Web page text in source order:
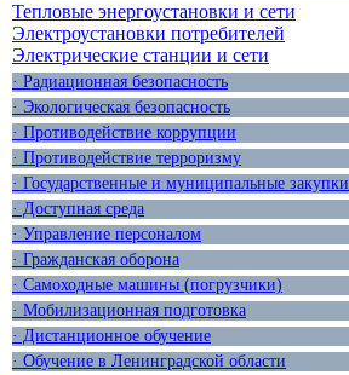
Тепловые энергоустановки и сети
Электроустановки потребителей
Электрические станции и сети
· Радиационная безопасность
· Экологическая безопасность
· Противодействие коррупции
· Противодействие терроризму
· Государственные и муниципальные закупки
· Доступная среда
· Управление персоналом
· Гражданская оборона
· Самоходные машины (погрузчики)
· Мобилизационная подготовка
· Дистанционное обучение
· Обучение в Ленинградской области